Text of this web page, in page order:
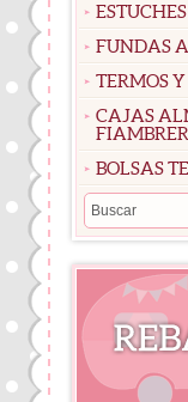
ESTUCHES
FUNDAS
TERMOS
CAJAS
BOLSAS